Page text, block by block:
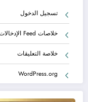
تسجيل الدخول
خلاصات Feed الإدخالات
خلاصة التعليقات
WordPress.org